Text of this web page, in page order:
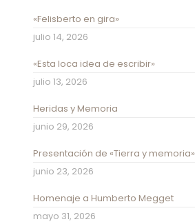
«Felisberto en gira»
julio 14, 2026
«Esta loca idea de escribir»
julio 13, 2026
Heridas y Memoria
junio 29, 2026
Presentación de «Tierra y memoria»
junio 23, 2026
Homenaje a Humberto Megget
mayo 31, 2026